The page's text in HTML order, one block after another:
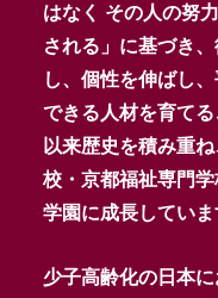
はなく その人の努
される」に基づき
し、個性を伸ばし
できる人材を育てる
以来歴史を積み重
校・京都福祉専門
学園に成長していま
少子高齢化の日本に